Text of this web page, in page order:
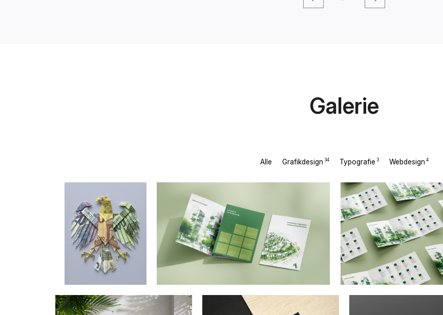
Galerie
Alle Grafikdesign 34 Typografie 3 Webdesign 4